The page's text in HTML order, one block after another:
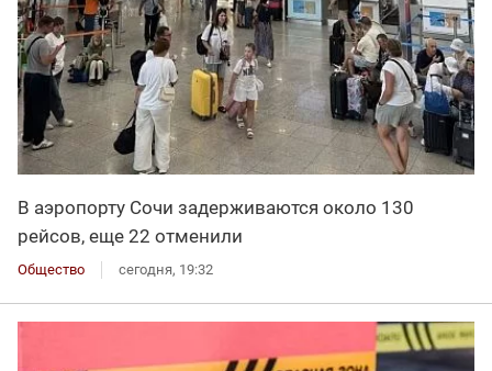
В аэропорту Сочи задерживаются около 130
рейсов, еще 22 отменили
Общество сегодня, 19:32